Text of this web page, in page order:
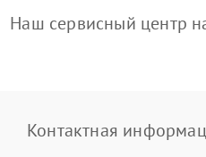
Наш сервисный центр
Контактная